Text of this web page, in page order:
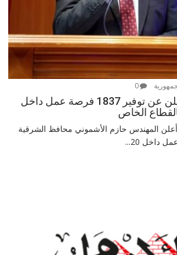
0
محافظ الشرقية:يعلن عن توفير 1837 فرصة عمل داخل
المهندس حازم الأشموني محافظ الشرقية